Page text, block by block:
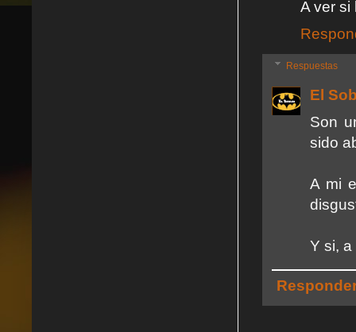
A ver si
Respuestas
El
Son
sido
A mi
Y si,